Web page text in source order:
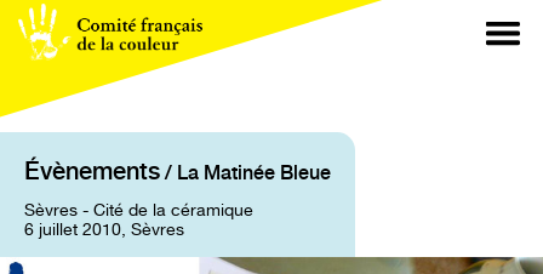
Évènements/ La Matinée Bleue
Sèvres - Cité de la céramique
6 juillet 2010, Sèvres